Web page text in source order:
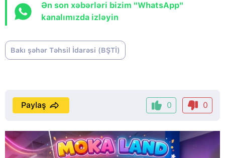
Ən son xəbərləri bizim "WhatsApp"
kanalımızda izləyin
Bakı şəhər Təhsil İdarəsi (BŞTİ)
0 0
Paylaş